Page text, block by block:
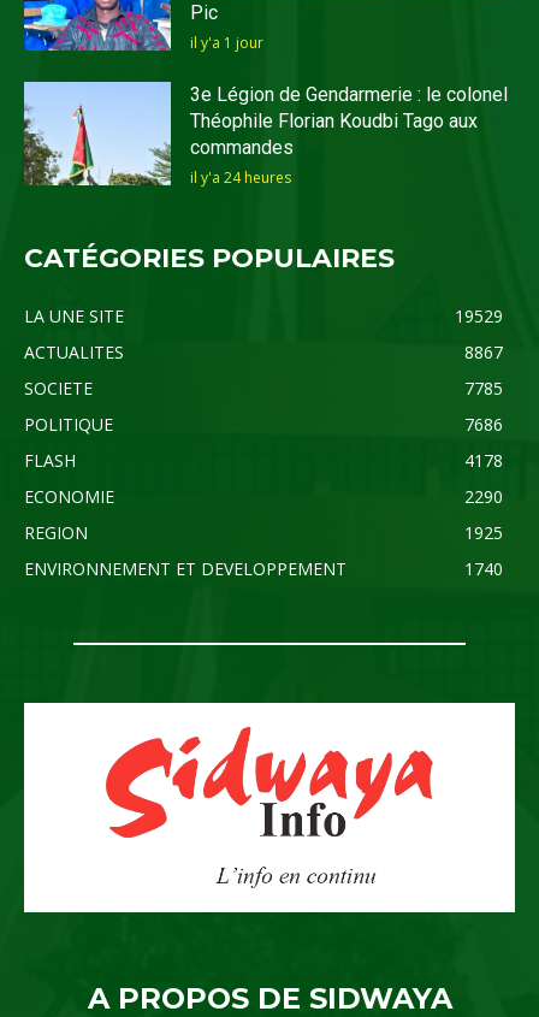
Pic
il y'a 1 jour
3e Légion de Gendarmerie : le colonel
Théophile Florian Koudbi Tago aux
commandes
il y'a 24 heures
CATÉGORIES POPULAIRES
LA UNE SITE
19529
ACTUALITES
8867
SOCIETE
7785
POLITIQUE
7686
FLASH
4178
ECONOMIE
2290
REGION
1925
ENVIRONNEMENT ET DEVELOPPEMENT
1740
A PROPOS DE SIDWAYA